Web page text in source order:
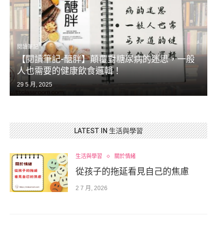
閱讀筆記
【閱讀筆記-醣胖】顛覆對糖尿病的迷思，一般
人也需要的健康飲食邏輯！
29 5 月, 2025
LATEST IN 生活與學習
生活與學習 關於情緒
從孩子的拖延看見自己的焦慮
2 7 月, 2026